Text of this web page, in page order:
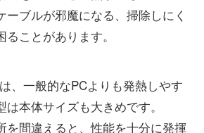
ーブルが邪魔になる、掃除しにく
ことがあります。
、一般的なPCよりも発熱しやす
は本体サイズも大きめです。
を間違えると、性能を十分に発揮